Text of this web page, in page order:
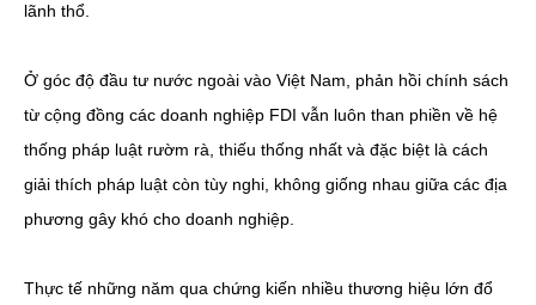
lãnh thổ.
Ở góc độ đầu tư nước ngoài vào Việt Nam, phản hồi chính sách
từ cộng đồng các doanh nghiệp FDI vẫn luôn than phiền về hệ
thống pháp luật rườm rà, thiếu thống nhất và đặc biệt là cách
giải thích pháp luật còn tùy nghi, không giống nhau giữa các địa
phương gây khó cho doanh nghiệp.
Thực tế những năm qua chứng kiến nhiều thương hiệu lớn đổ